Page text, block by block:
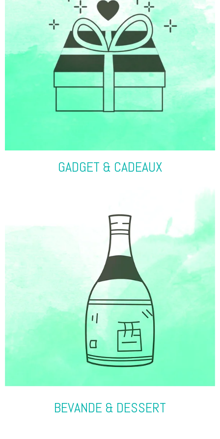
GADGET & CADEAUX
BEVANDE & DESSERT